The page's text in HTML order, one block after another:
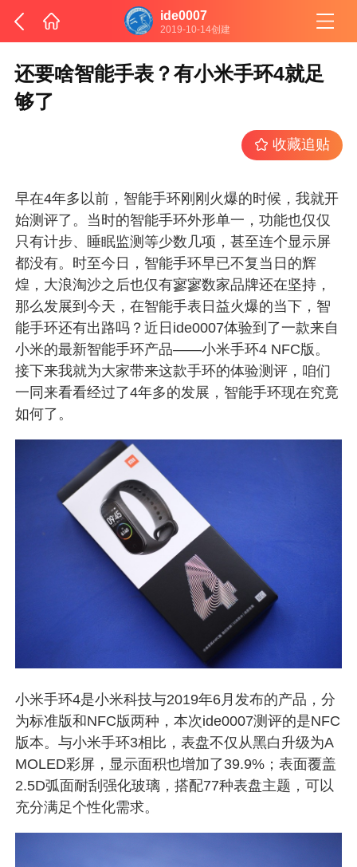
ide0007
2019-10-14创建
还要啥智能手表？有小米手环4就足
够了
收藏追贴
早在4年多以前，智能手环刚刚火爆的时候，我就开
始测评了。当时的智能手环外形单一，功能也仅仅
只有计步、睡眠监测等少数几项，甚至连个显示屏
都没有。时至今日，智能手环早已不复当日的辉
煌，大浪淘沙之后也仅有寥寥数家品牌还在坚持，
那么发展到今天，在智能手表日益火爆的当下，智
能手环还有出路吗？近日ide0007体验到了一款来自
小米的最新智能手环产品——小米手环4 NFC版。
接下来我就为大家带来这款手环的体验测评，咱们
一同来看看经过了4年多的发展，智能手环现在究竟
如何了。
小米手环4是小米科技与2019年6月发布的产品，分
为标准版和NFC版两种，本次ide0007测评的是NFC
版本。与小米手环3相比，表盘不仅从黑白升级为A
MOLED彩屏，显示面积也增加了39.9%；表面覆盖
2.5D弧面耐刮强化玻璃，搭配77种表盘主题，可以
充分满足个性化需求。